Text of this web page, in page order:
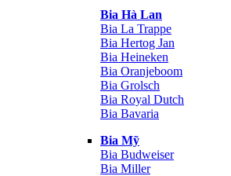
Bia Hà Lan
Bia La Trappe
Bia Hertog Jan
Bia Heineken
Bia Oranjeboom
Bia Grolsch
Bia Royal Dutch
Bia Bavaria
Bia Mỹ
Bia Budweiser
Bia Miller